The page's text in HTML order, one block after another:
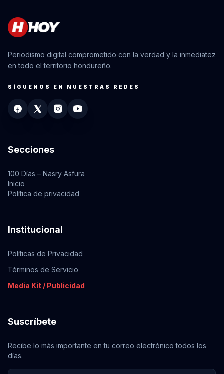
Periodismo digital comprometido con la verdad y la inmediatez
en todo el territorio hondureño.
SÍGUENOS EN NUESTRAS REDES
Secciones
100 Días – Nasry Asfura
Inicio
Política de privacidad
Institucional
Políticas de Privacidad
Términos de Servicio
Media Kit / Publicidad
Suscríbete
Recibe lo más importante en tu correo electrónico todos los
días.